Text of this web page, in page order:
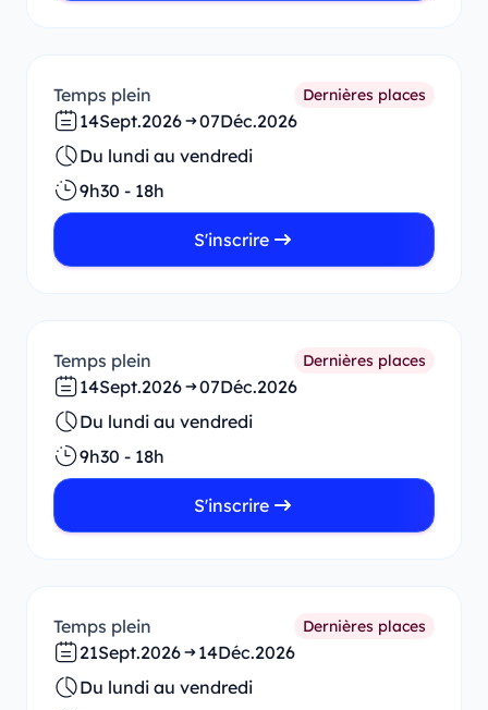
Temps plein Dernières places
14Sept.2026 07Déc.2026
Du lundi au vendredi
9h30 - 18h
S'inscrire
Temps plein Dernières places
14Sept.2026 07Déc.2026
Du lundi au vendredi
9h30 - 18h
S'inscrire
Temps plein Dernières places
21Sept.2026 14Déc.2026
Du lundi au vendredi